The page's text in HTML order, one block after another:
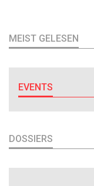
MEIST GELESEN
EVENTS
DOSSIERS